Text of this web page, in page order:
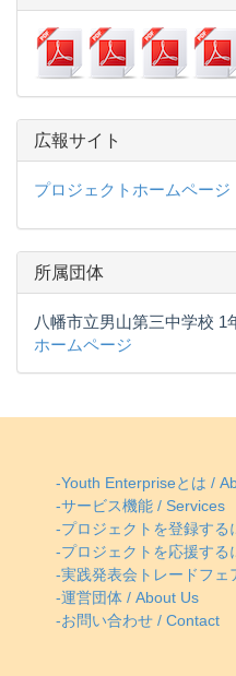
広報サイト
プロジェクトホームページ
所属団体
八幡市立男山第三中学校 1
ホームページ
-Youth Enterpriseとは /
-サービス機能 / Services
-プロジェクトを登録す
-プロジェクトを応援す
-実践発表会トレードフェ
-運営団体 / About Us
-お問い合わせ / Contact